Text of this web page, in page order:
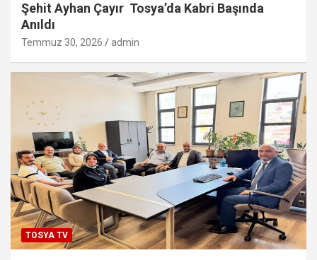
Şehit Ayhan Çayır Tosya’da Kabri Başında
Anıldı
Temmuz 30, 2026 admin
TOSYA TV